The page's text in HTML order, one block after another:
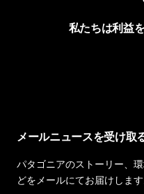
私たちは利益
メールニュースを受け取
パタゴニアのストーリー、
どをメールにてお届けします